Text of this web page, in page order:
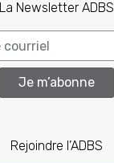
La Newsletter ADBS
Je m’abonne
Rejoindre l’ADBS